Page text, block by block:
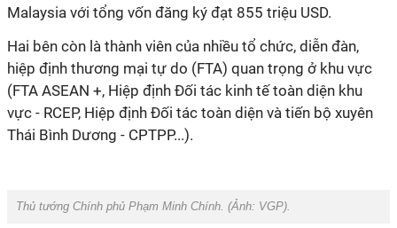
Malaysia với tổng vốn đăng ký đạt 855 triệu USD.
Hai bên còn là thành viên của nhiều tổ chức, diễn đàn,
hiệp định thương mại tự do (FTA) quan trọng ở khu vực
(FTA ASEAN +, Hiệp định Đối tác kinh tế toàn diện khu
vực - RCEP, Hiệp định Đối tác toàn diện và tiến bộ xuyên
Thái Bình Dương - CPTPP...).
Thủ tướng Chính phủ Phạm Minh Chính. (Ảnh: VGP).